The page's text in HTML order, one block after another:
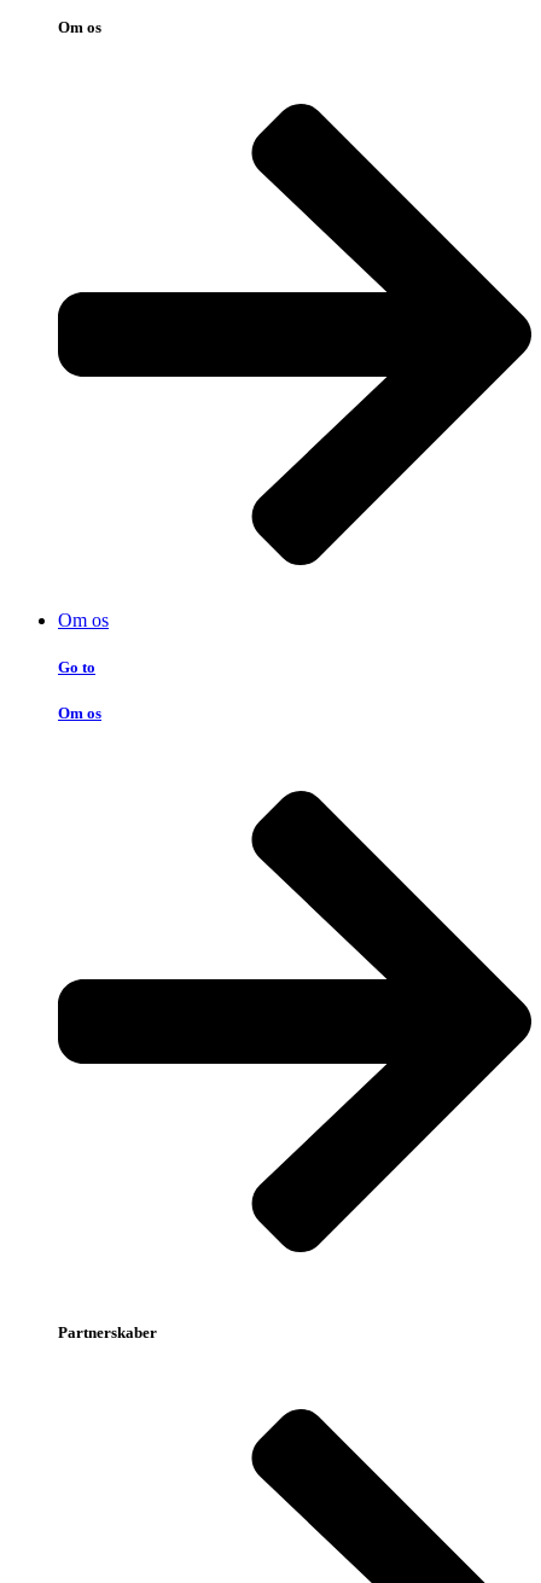
Om os
Om os
Go to
Om os
Partnerskaber